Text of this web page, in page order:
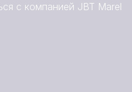
с компанией JBT Marel